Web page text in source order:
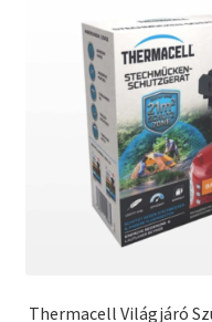
Thermacell Világjáró